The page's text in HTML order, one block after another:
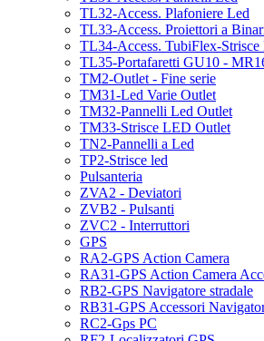
TL32-Access. Plafoniere Led
TL33-Access. Proiettori a
TL34-Access. TubiFlex-Strisce
TL35-Portafaretti GU10 -
TM2-Outlet - Fine serie
TM31-Led Varie Outlet
TM32-Pannelli Led Outlet
TM33-Strisce LED Outlet
TN2-Pannelli a Led
TP2-Strisce led
Pulsanteria
ZVA2 - Deviatori
ZVB2 - Pulsanti
ZVC2 - Interruttori
GPS
RA2-GPS Action Camera
RA31-GPS Action Camera
RB2-GPS Navigatore stradale
RB31-GPS Accessori
RC2-Gps PC